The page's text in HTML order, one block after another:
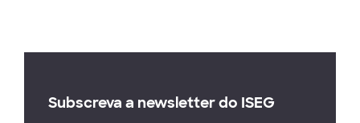
Subscreva a newsletter do ISEG